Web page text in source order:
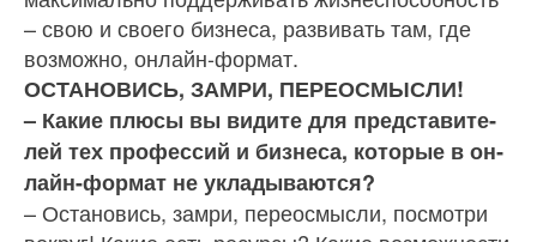
– свою и своего бизнеса, развивать там, где
возможно, онлайн-формат.
ОСТАНОВИСЬ, ЗАМРИ, ПЕРЕОСМЫСЛИ!
– Какие плюсы вы видите для представите­
лей тех профессий и бизнеса, которые в он­
лайн-формат не укладываются?
– Остановись, замри, переосмысли, посмотри